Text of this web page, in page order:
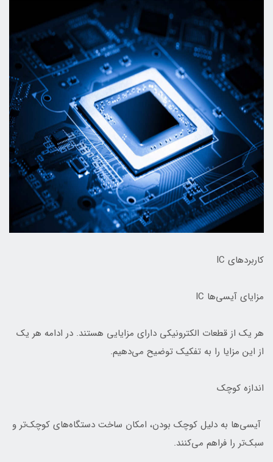
کاربردهای IC
مزایای آیسی‌ها IC
هر یک از قطعات الکترونیکی دارای مزایایی هستند. در ادامه هر یک
از این مزایا را به تفکیک توضیح می‌دهیم.
اندازه کوچک
آیسی‌ها به دلیل کوچک بودن، امکان ساخت دستگاه‌های کوچک‌تر و
سبک‌تر را فراهم می‌کنند.